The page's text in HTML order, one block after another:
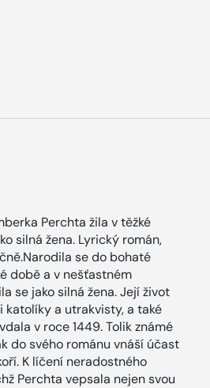
Perchta žila v těžké
silná žena. Lyrický román,
se do bohaté
době a v nešťastném
se jako silná žena. Její život
katolíky a utrakvisty, a také
v roce 1449. Tolik známé
do svého románu vnáší účast
K líčení neradostného
Perchta vepsala nejen svou